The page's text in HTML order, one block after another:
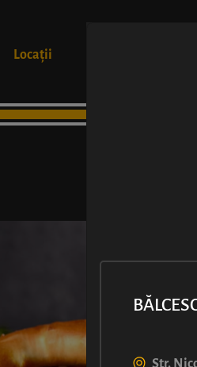
Locații
Str.